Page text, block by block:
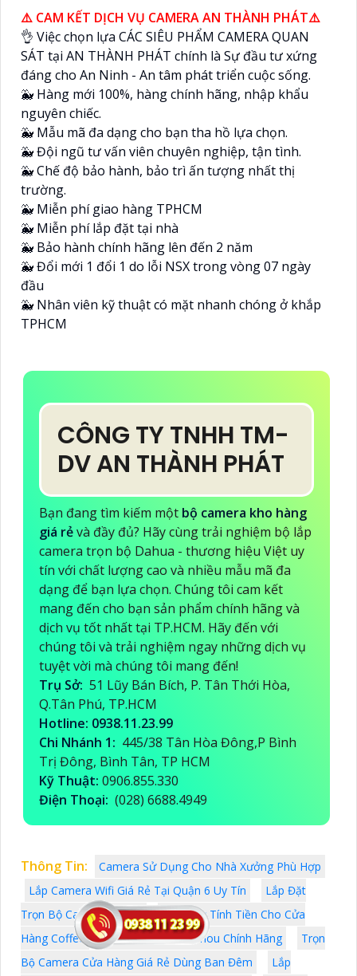
⚠️ CAM KẾT DỊCH VỤ CAMERA AN THÀNH PHÁT⚠️
👌 Việc chọn lựa CÁC SIÊU PHẨM CAMERA QUAN
SÁT tại AN THÀNH PHÁT chính là Sự đầu tư xứng
đáng cho An Ninh - An tâm phát triển cuộc sống.
🐳 Hàng mới 100%, hàng chính hãng, nhập khẩu
nguyên chiếc.
🐳 Mẫu mã đa dạng cho bạn tha hồ lựa chọn.
🐳 Đội ngũ tư vấn viên chuyên nghiệp, tận tình.
🐳 Chế độ bảo hành, bảo trì ấn tượng nhất thị
trường.
🐳 Miễn phí giao hàng TPHCM
🐳 Miễn phí lắp đặt tại nhà
🐳 Bảo hành chính hãng lên đến 2 năm
🐳 Đổi mới 1 đổi 1 do lỗi NSX trong vòng 07 ngày
đầu
🐳 Nhân viên kỹ thuật có mặt nhanh chóng ở khắp
TPHCM
CÔNG TY TNHH TM-
DV AN THÀNH PHÁT
Bạn đang tìm kiếm một bộ camera kho hàng
giá rẻvà đầy đủ? Hãy cùng trải nghiệm bộ lắp
camera trọn bộ Dahua - thương hiệu Việt uy
tín với chất lượng cao và nhiều mẫu mã đa
dạng để bạn lựa chọn. Chúng tôi cam kết
mang đến cho bạn sản phẩm chính hãng và
dịch vụ tốt nhất tại TP.HCM. Hãy đến với
chúng tôi và trải nghiệm ngay những dịch vụ
tuyệt vời mà chúng tôi mang đến!
Trụ Sở: 51 Lũy Bán Bích, P. Tân Thới Hòa,
Q.Tân Phú, TP.HCM
Hotline: 0938.11.23.99
Chi Nhánh 1: 445/38 Tân Hòa Đông,P Bình
Trị Đông, Bình Tân, TP HCM
Kỹ Thuật: 0906.855.330
Điện Thoại: (028) 6688.4949
Thông Tin:
Camera Sử Dụng Cho Nhà Xưởng Phù Hợp
Lắp Camera Wifi Giá Rẻ Tại Quận 6 Uy Tín
Lắp Đặt
Trọn Bộ Camera Giá Rẻ
Lắp Máy Tính Tiền Cho Cửa
Hàng Coffee
Báo Giá Camera Imou Chính Hãng
Trọn
Bộ Camera Cửa Hàng Giá Rẻ Dùng Ban Đêm
Lắp